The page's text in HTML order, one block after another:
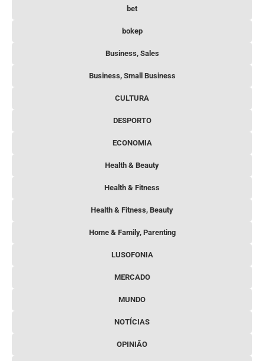
bet
bokep
Business, Sales
Business, Small Business
CULTURA
DESPORTO
ECONOMIA
Health & Beauty
Health & Fitness
Health & Fitness, Beauty
Home & Family, Parenting
LUSOFONIA
MERCADO
MUNDO
NOTÍCIAS
OPINIÃO